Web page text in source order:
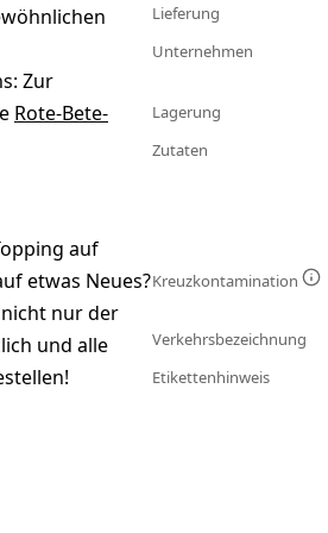
Zur
Rote-Bete-
auf
etwas Neues?
nur der
und alle
Lieferung
Unternehmen
Lagerung
Zutaten
Kreuzkontamination
Verkehrsbezeichnung
Etikettenhinweis